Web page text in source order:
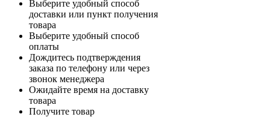
Выберите удобный способ
доставки или пункт получения
товара
Выберите удобный способ
оплаты
Дождитесь подтверждения
заказа по телефону или через
звонок менеджера
Ожидайте время на доставку
товара
Получите товар